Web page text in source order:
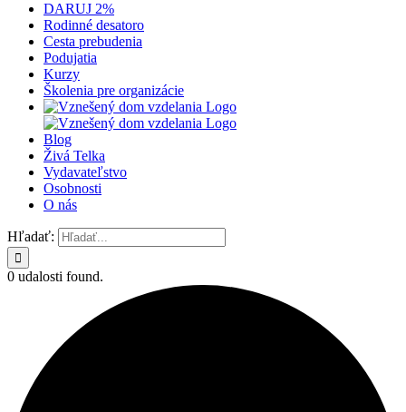
DARUJ 2%
Rodinné desatoro
Cesta prebudenia
Podujatia
Kurzy
Školenia pre organizácie
Blog
Živá Telka
Vydavateľstvo
Osobnosti
O nás
Hľadať:
0 udalosti found.